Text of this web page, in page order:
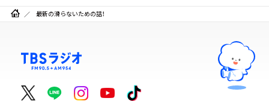
最新の滑らないための話！